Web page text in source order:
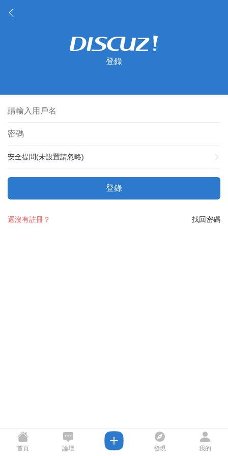
登錄
安全提問(未設置請忽略)
登錄
找回密碼
還沒有註冊？
首頁 論壇 發現 我的